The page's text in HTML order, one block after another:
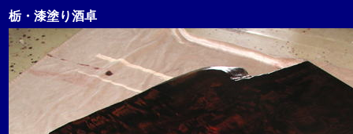
栃・漆塗り酒卓